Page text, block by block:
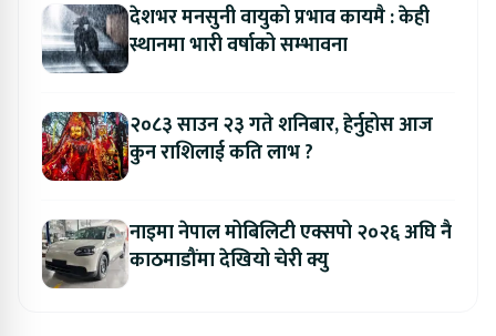
देशभर मनसुनी वायुको प्रभाव कायमै : केही
स्थानमा भारी वर्षाको सम्भावना
२०८३ साउन २३ गते शनिबार, हेर्नुहोस आज
कुन राशिलाई कति लाभ ?
नाइमा नेपाल मोबिलिटी एक्सपो २०२६ अघि नै
काठमाडौंमा देखियो चेरी क्यु